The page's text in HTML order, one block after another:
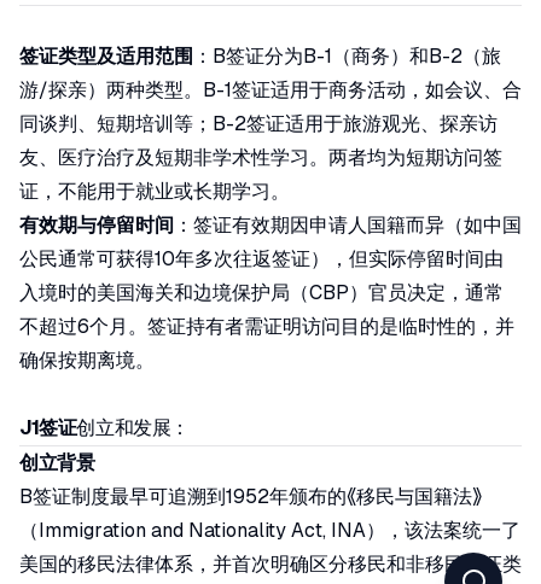
签证类型及适用范围 ：B签证分为B-1（商务）和B-2（旅
游/探亲）两种类型。B-1签证适用于商务活动，如会议、合
同谈判、短期培训等；B-2签证适用于旅游观光、探亲访
友、医疗治疗及短期非学术性学习。两者均为短期访问签
证，不能用于就业或长期学习。
有效期与停留时间 ：签证有效期因申请人国籍而异（如中国
公民通常可获得10年多次往返签证），但实际停留时间由
入境时的美国海关和边境保护局（CBP）官员决定，通常
不超过6个月。签证持有者需证明访问目的是临时性的，并
确保按期离境。
J1签证创立和发展：
创立背景
B签证制度最早可追溯到1952年颁布的《移民与国籍法》
（Immigration and Nationality Act, INA），该法案统一了
美国的移民法律体系，并首次明确区分移民和非移民签证类